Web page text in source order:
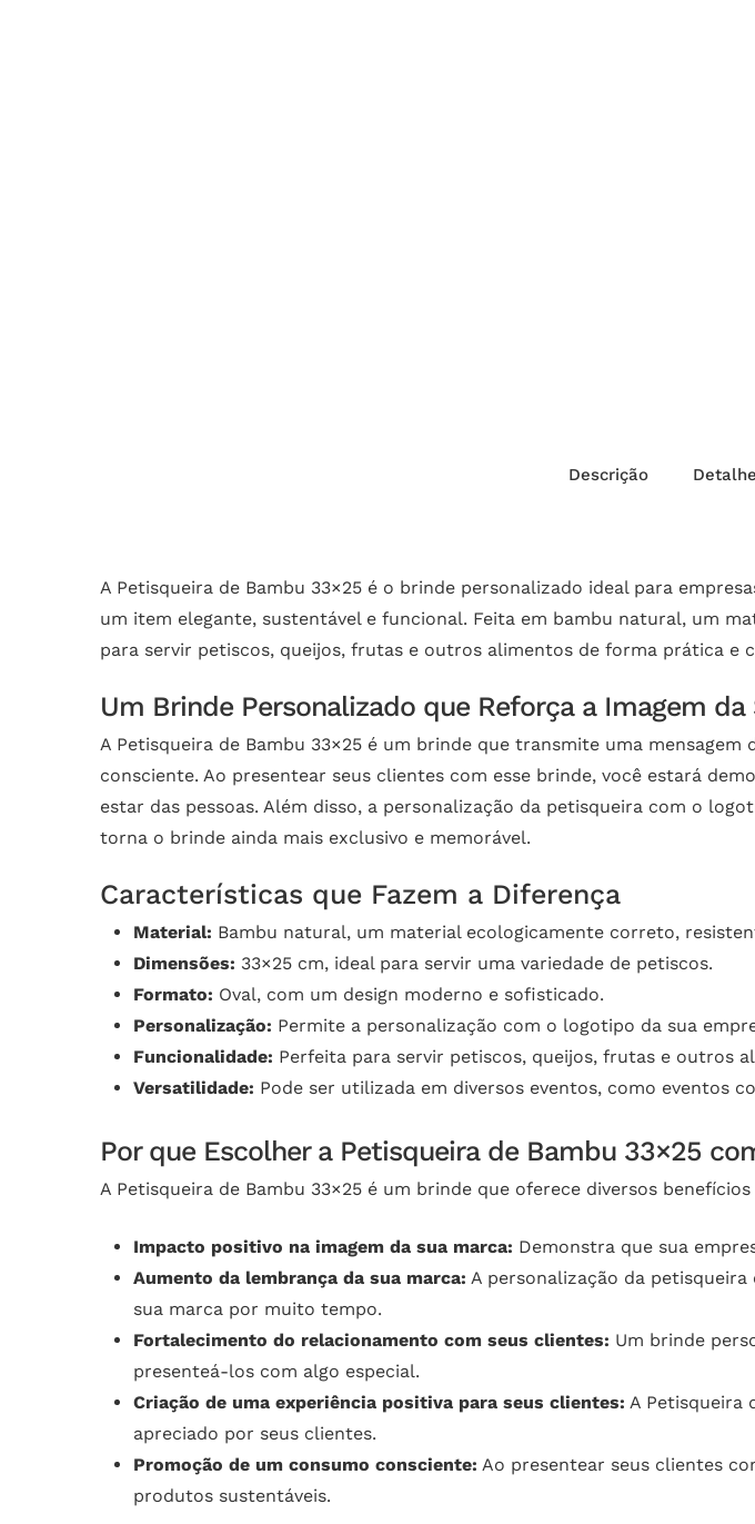
Descrição
A Petisqueira de Bambu 33×25 é o brinde personalizado ideal para
um item elegante, sustentável e funcional. Feita em bambu natural, um
para servir petiscos, queijos, frutas e outros alimentos de forma prática e
Um Brinde Personalizado que Reforça a Imagem da
A Petisqueira de Bambu 33×25 é um brinde que transmite uma
consciente. Ao presentear seus clientes com esse brinde, você estará
estar das pessoas. Além disso, a personalização da petisqueira com o
torna o brinde ainda mais exclusivo e memorável.
Características que Fazem a Diferença
Material: Bambu natural, um material ecologicamente correto,
Dimensões: 33×25 cm, ideal para servir uma variedade de petiscos.
Formato: Oval, com um design moderno e sofisticado.
Personalização: Permite a personalização com o logotipo da sua
Funcionalidade: Perfeita para servir petiscos, queijos, frutas e outros
Versatilidade: Pode ser utilizada em diversos eventos, como eventos
Por que Escolher a Petisqueira de Bambu 33×25
A Petisqueira de Bambu 33×25 é um brinde que oferece diversos
Impacto positivo na imagem da sua marca: Demonstra que sua
Aumento da lembrança da sua marca: A personalização da
sua marca por muito tempo.
Fortalecimento do relacionamento com seus clientes: Um brinde
presenteá-los com algo especial.
Criação de uma experiência positiva para seus clientes: A Petisqueira
apreciado por seus clientes.
Promoção de um consumo consciente: Ao presentear seus clientes
produtos sustentáveis.